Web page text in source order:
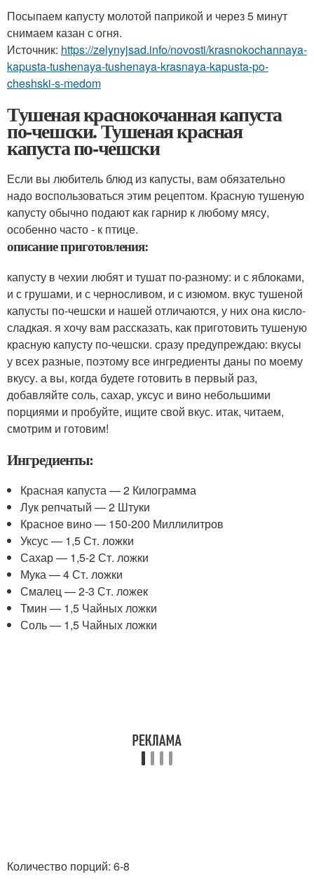
Посыпаем капусту молотой паприкой и через 5 минут
снимаем казан с огня.
Источник: https://zelynyjsad.info/novosti/krasnokochannaya-
kapusta-tushenaya-tushenaya-krasnaya-kapusta-po-
cheshski-s-medom
Тушеная краснокочанная капуста
по-чешски. Тушеная красная
капуста по-чешски
Если вы любитель блюд из капусты, вам обязательно
надо воспользоваться этим рецептом. Красную тушеную
капусту обычно подают как гарнир к любому мясу,
особенно часто - к птице.
описание приготовления:
капусту в чехии любят и тушат по-разному: и с яблоками,
и с грушами, и с черносливом, и с изюмом. вкус тушеной
капусты по-чешски и нашей отличаются, у них она кисло-
сладкая. я хочу вам рассказать, как приготовить тушеную
красную капусту по-чешски. сразу предупреждаю: вкусы
у всех разные, поэтому все ингредиенты даны по моему
вкусу. а вы, когда будете готовить в первый раз,
добавляйте соль, сахар, уксус и вино небольшими
порциями и пробуйте, ищите свой вкус. итак, читаем,
смотрим и готовим!
Ингредиенты:
Красная капуста — 2 Килограмма
Лук репчатый — 2 Штуки
Красное вино — 150-200 Миллилитров
Уксус — 1,5 Ст. ложки
Сахар — 1,5-2 Ст. ложки
Мука — 4 Ст. ложки
Смалец — 2-3 Ст. ложек
Тмин — 1,5 Чайных ложки
Соль — 1,5 Чайных ложки
Количество порций: 6-8